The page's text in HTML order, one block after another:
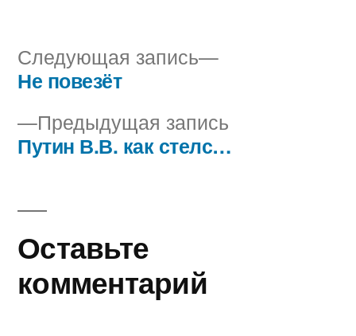
Навигация
по
записям
Предыдущая запись
запись:
Путин В.В. как стелс…
Следующая запись
Следующая
Не повезёт
Оставьте
комментарий